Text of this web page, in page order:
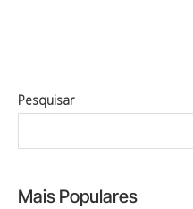
Pesquisar
Mais Populares